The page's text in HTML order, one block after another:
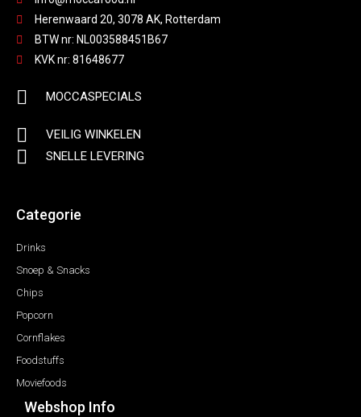
Herenwaard 20, 3078 AK, Rotterdam
BTW nr: NL003588451B67
KVK nr: 81648677
MOCCASPECIALS
VEILIG WINKELEN
SNELLE LEVERING
Categorie
Drinks
Snoep & Snacks
Chips
Popcorn
Cornflakes
Foodstuffs
Moviefoods
Webshop Info